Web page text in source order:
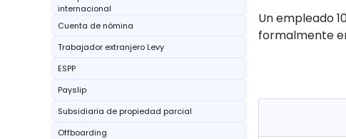
internacional
Cuenta de nómina
Trabajador extranjero Levy
ESPP
Payslip
Subsidiaria de propiedad parcial
Offboarding
Un empleado
formalmente